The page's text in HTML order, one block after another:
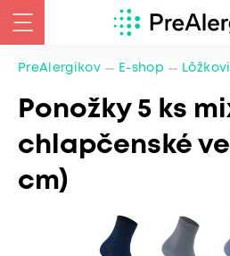
PreAlergikov E-shop
Ponožky 5 ks
chlapčenské
cm)